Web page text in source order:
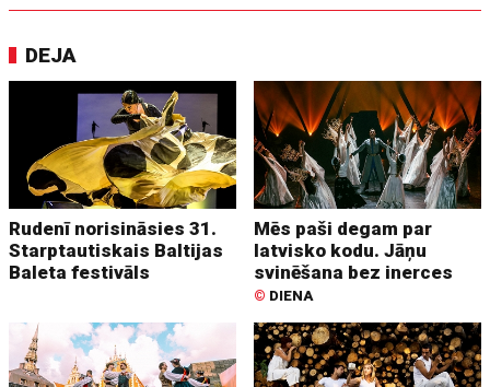
DEJA
Rudenī norisināsies 31.
Starptautiskais Baltijas
Baleta festivāls
Mēs paši degam par
latvisko kodu. Jāņu
svinēšana bez inerces
© DIENA